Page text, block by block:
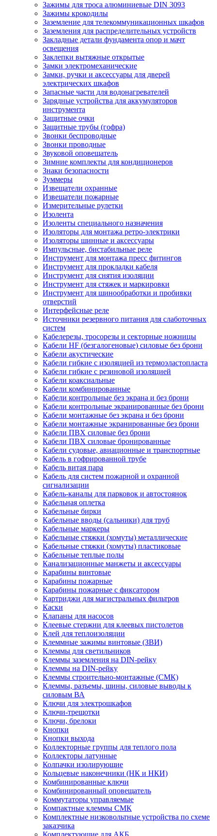
Зажимы для троса алюминиевые DIN 3093
Зажимы крокодилы
Заземление для телекоммуникационных шкафов
Заземления для распределительных устройств
Закладные детали фундамента опор и мачт
освещения
Заклепки вытяжные открытые
Замки электромеханические
Замки, ручки и аксессуары для дверей
электрических шкафов
Запасные части для водонагревателей
Зарядные устройства для аккумуляторов
инструмента
Защитные очки
Защитные трубы (гофра)
Звонки беспроводные
Звонки проводные
Звуковой оповещатель
Зимние комплекты для кондиционеров
Знаки безопасности
Зуммеры
Извещатели охранные
Извещатели пожарные
Измерительные рулетки
Изолента
Изоленты специального назначения
Изоляторы для монтажа ретро-электрики
Изоляторы шинные и аксессуары
Импульсные, бистабильные реле
Инструмент для монтажа пресс фитингов
Инструмент для прокладки кабеля
Инструмент для снятия изоляции
Инструмент для стяжек и маркировки
Инструмент для шинообработки и пробивки
отверстий
Интерфейсные реле
Источники резервного питания для слаботочных
систем
Кабелерезы, тросорезы и секторные ножницы
Кабели HF (безгалогеновые) силовые без брони
Кабели акустические
Кабели гибкие с изоляцией из термоэластопласта
Кабели гибкие с резиновой изоляцией
Кабели коаксиальные
Кабели комбинированные
Кабели контрольные без экрана и без брони
Кабели контрольные экранированные без брони
Кабели монтажные без экрана и без брони
Кабели монтажные экранированные без брони
Кабели ПВХ силовые без брони
Кабели ПВХ силовые бронированные
Кабели судовые, авиационные и транспортные
Кабель в гофрированной трубе
Кабель витая пара
Кабель для систем пожарной и охранной
сигнализации
Кабель-каналы для парковок и автостоянок
Кабельная оплетка
Кабельные бирки
Кабельные вводы (сальники) для труб
Кабельные маркеры
Кабельные стяжки (хомуты) металлические
Кабельные стяжки (хомуты) пластиковые
Кабельные теплые полы
Канализационные манжеты и аксессуары
Карабины винтовые
Карабины пожарные
Карабины пожарные с фиксатором
Картриджи для магистральных фильтров
Каски
Клапаны для насосов
Клеевые стержни для клеевых пистолетов
Клей для теплоизоляции
Клеммные зажимы винтовые (ЗВИ)
Клеммы для светильников
Клеммы заземления на DIN-рейку
Клеммы на DIN-рейку
Клеммы строительно-монтажные (СМК)
Клеммы, разъемы, шины, силовые выводы к
силовым ВА
Ключи для электрошкафов
Ключи-трещотки
Ключи, брелоки
Кнопки
Кнопки выхода
Коллекторные группы для теплого пола
Коллекторы латунные
Колпачки изолирующие
Кольцевые наконечники (НК и НКИ)
Комбинированные ключи
Комбинированный оповещатель
Коммутаторы управляемые
Компактные клеммы СМК
Комплектные низковольтные устройства по схеме
заказчика
Комплектующие для АКБ